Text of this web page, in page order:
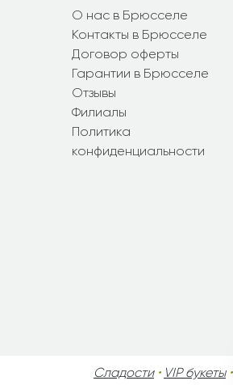
О нас в Брюсселе
Контакты в Брюсселе
Договор оферты
Гарантии в Брюсселе
Отзывы
Филиалы
Политика
конфиденциальности
Сладости• VIP букеты•